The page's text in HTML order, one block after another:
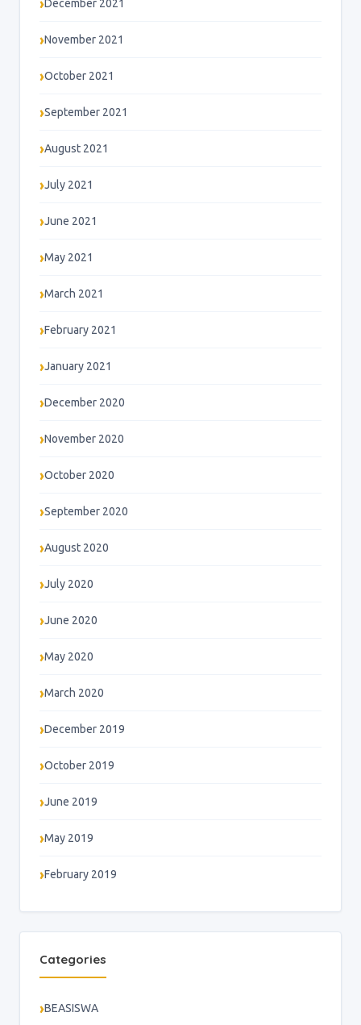
December 2021
November 2021
October 2021
September 2021
August 2021
July 2021
June 2021
May 2021
March 2021
February 2021
January 2021
December 2020
November 2020
October 2020
September 2020
August 2020
July 2020
June 2020
May 2020
March 2020
December 2019
October 2019
June 2019
May 2019
February 2019
Categories
BEASISWA